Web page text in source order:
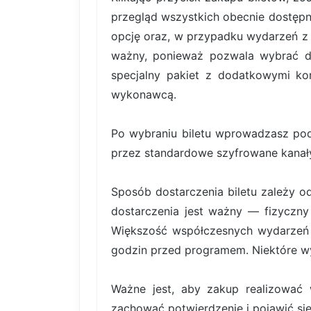
przegląd wszystkich obecnie
opcję oraz, w przypadku wydarzeń z
ważny, ponieważ pozwala wybrać
specjalny pakiet z dodatkowymi
wykonawcą.
Po wybraniu biletu wprowadzasz
przez standardowe szyfrowane
Sposób dostarczenia biletu zależy
dostarczenia jest ważny —
Większość współczesnych
godzin przed programem. Niektóre
Ważne jest, aby zakup